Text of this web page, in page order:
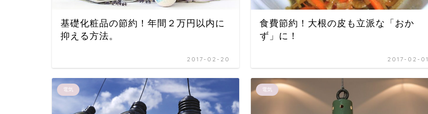
基礎化粧品の節約！年間２万円以内に
抑える方法。
2017-02-20
食費節約！大根の皮も立派な「おか
ず」に！
2017-02-01
電気 電気